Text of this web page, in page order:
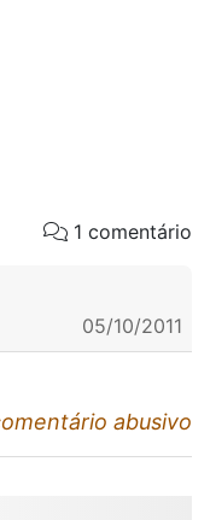
1 comentário
05/10/2011
abusivo